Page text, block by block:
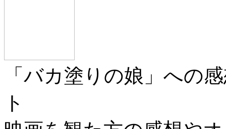
「バカ塗りの娘」への
ト